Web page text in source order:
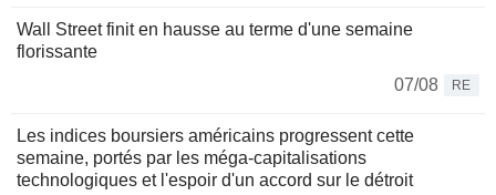
Wall Street finit en hausse au terme d'une semaine
florissante
07/08
RE
Les indices boursiers américains progressent cette
semaine, portés par les méga-capitalisations
technologiques et l'espoir d'un accord sur le détroit